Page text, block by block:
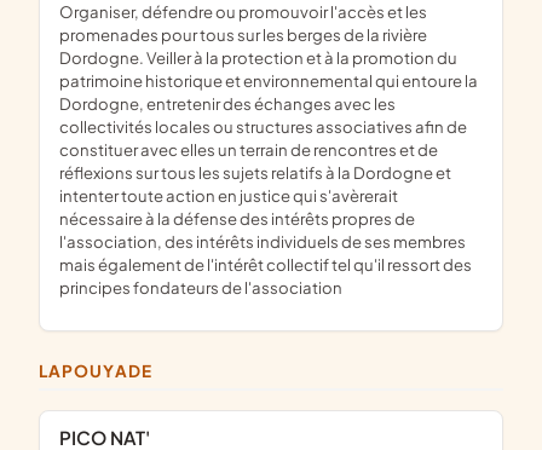
organiser, défendre ou promouvoir l'accès et les
promenades pour tous sur les berges de la rivière
Dordogne. Veiller à la protection et à la promotion du
patrimoine historique et environnemental qui entoure la
Dordogne, entretenir des échanges avec les
collectivités locales ou structures associatives afin de
constituer avec elles un terrain de rencontres et de
réflexions sur tous les sujets relatifs à la Dordogne et
intenter toute action en justice qui s'avèrerait
nécessaire à la défense des intérêts propres de
l'association, des intérêts individuels de ses membres
mais également de l'intérêt collectif tel qu'il ressort des
principes fondateurs de l'association
LAPOUYADE
PICO NAT'